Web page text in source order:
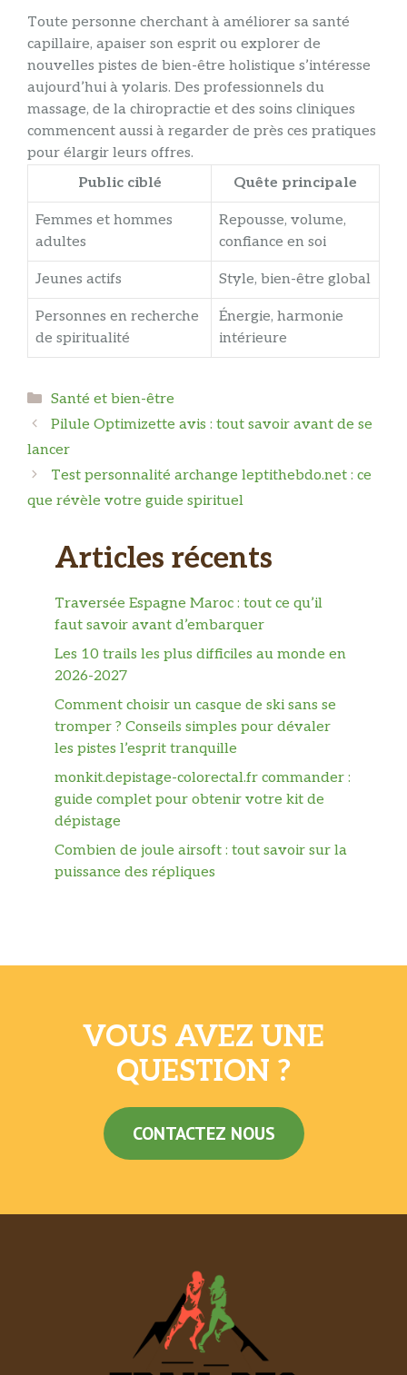
Toute personne cherchant à améliorer sa santé
capillaire, apaiser son esprit ou explorer de
nouvelles pistes de bien-être holistique s’intéresse
aujourd’hui à yolaris. Des professionnels du
massage, de la chiropractie et des soins cliniques
commencent aussi à regarder de près ces pratiques
pour élargir leurs offres.
Public ciblé
Quête principale
Femmes et hommes
adultes
Repousse, volume,
confiance en soi
Jeunes actifs Style, bien-être global
Personnes en recherche
de spiritualité
Énergie, harmonie
intérieure
Catégories
Santé et bien-être
Pilule Optimizette avis : tout savoir avant de se
lancer
Test personnalité archange leptithebdo.net : ce
que révèle votre guide spirituel
Articles récents
Traversée Espagne Maroc : tout ce qu’il
faut savoir avant d’embarquer
Les 10 trails les plus difficiles au monde en
2026-2027
Comment choisir un casque de ski sans se
tromper ? Conseils simples pour dévaler
les pistes l’esprit tranquille
monkit.depistage-colorectal.fr commander :
guide complet pour obtenir votre kit de
dépistage
Combien de joule airsoft : tout savoir sur la
puissance des répliques
VOUS AVEZ UNE
QUESTION ?
CONTACTEZ NOUS